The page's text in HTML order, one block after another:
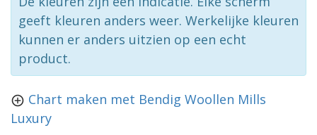
geeft kleuren anders weer. Werkelijke kleuren
kunnen er anders uitzien op een echt
product.
Chart maken met Bendig Woollen Mills
Luxury